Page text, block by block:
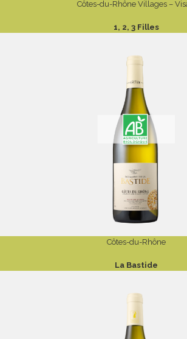
Côtes-du-Rhône Villages –
1, 2, 3 Filles
Côtes-du-Rhône
La Bastide